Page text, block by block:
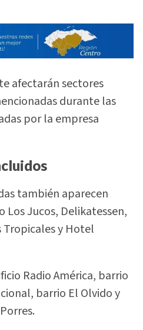
afectarán sectores
durante las
por la empresa
también aparecen
Jucos, Delikatessen,
Tropicales y Hotel
Radio América, barrio
barrio El Olvido y